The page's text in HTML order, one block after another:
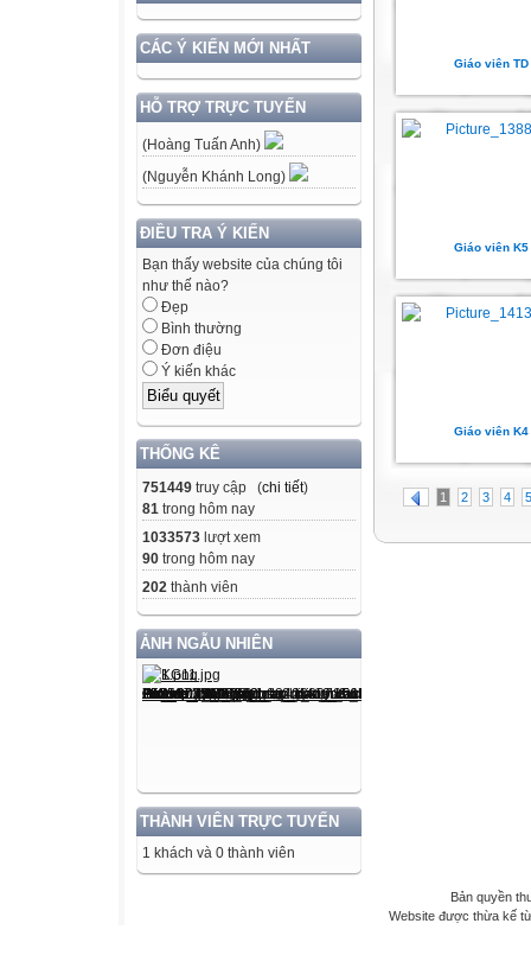
CÁC Ý KIẾN MỚI NHẤT
HỖ TRỢ TRỰC TUYẾN
(Hoàng Tuấn Anh)
(Nguyễn Khánh Long)
ĐIỀU TRA Ý KIẾN
Bạn thấy website của chúng tôi
như thế nào?
Đẹp
Bình thường
Đơn điệu
Ý kiến khác
THỐNG KÊ
751449 truy cập (chi tiết)
81 trong hôm nay
1033573 lượt xem
90 trong hôm nay
202 thành viên
ẢNH NGẪU NHIÊN
THÀNH VIÊN TRỰC TUYẾN
1 khách và 0 thành viên
Giáo viên TD
Giáo viên K5
Giáo viên K4
1 2 3 4 5
Bản quyền
Website được thừa kế